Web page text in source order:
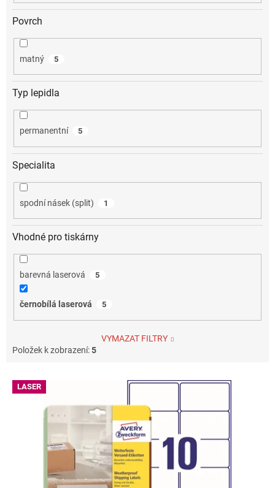
Povrch
matný 5
Typ lepidla
permanentní 5
Specialita
spodní násek (split) 1
Vhodné pro tiskárny
barevná laserová 5
černobílá laserová 5
VYMAZAT FILTRY
Položek k zobrazení:5
V LASER